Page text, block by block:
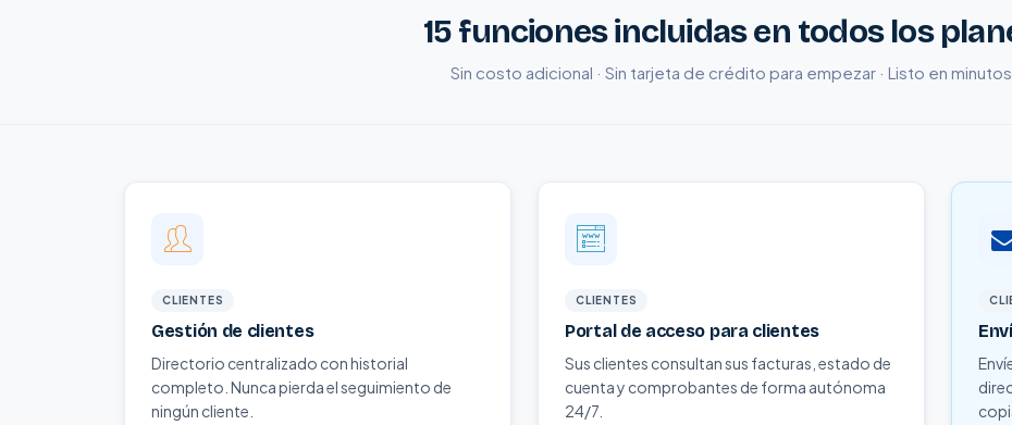
15 funciones incluidas en todos los
Sin costo adicional · Sin tarjeta de crédito para empezar · Listo en minutos
CLIENTES
Gestión de clientes
Directorio centralizado con historial
completo. Nunca pierda el seguimiento de
ningún cliente.
CLIENTES
Portal de acceso para clientes
Sus clientes consultan sus facturas, estado de
cuenta y comprobantes de forma autónoma
24/7.